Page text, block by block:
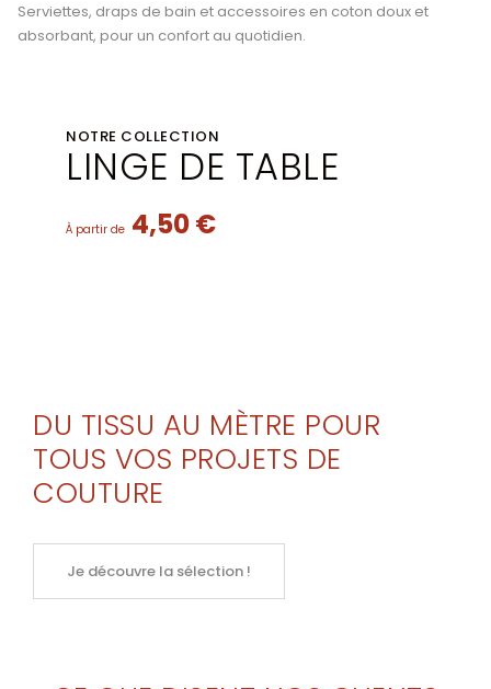
Serviettes, draps de bain et accessoires en coton doux et
absorbant, pour un confort au quotidien.
NOTRE COLLECTION
LINGE DE TABLE
À partir de 4,50 €
DU TISSU AU MÈTRE POUR
TOUS VOS PROJETS DE
COUTURE
Je découvre la sélection !